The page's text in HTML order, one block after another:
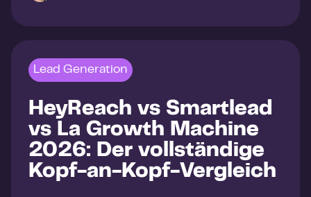
Lead Generation
HeyReach vs Smartlead
vs La Growth Machine
2026: Der vollständige
Kopf-an-Kopf-Vergleich